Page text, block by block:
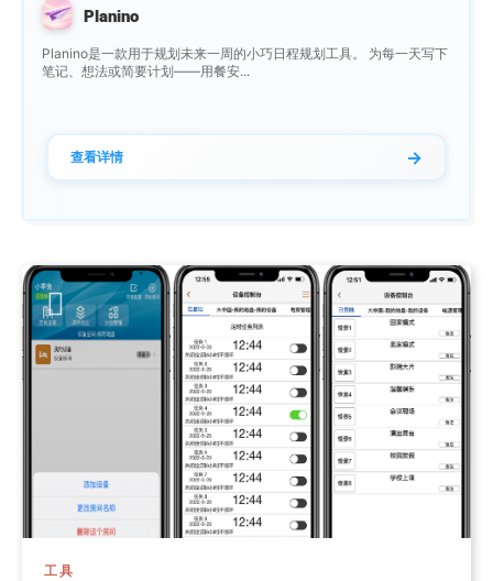
Planino
Planino是一款用于规划未来一周的小巧日程规划工具。 为每一天写下
笔记、想法或简要计划——用餐安...
查看详情 →
工具